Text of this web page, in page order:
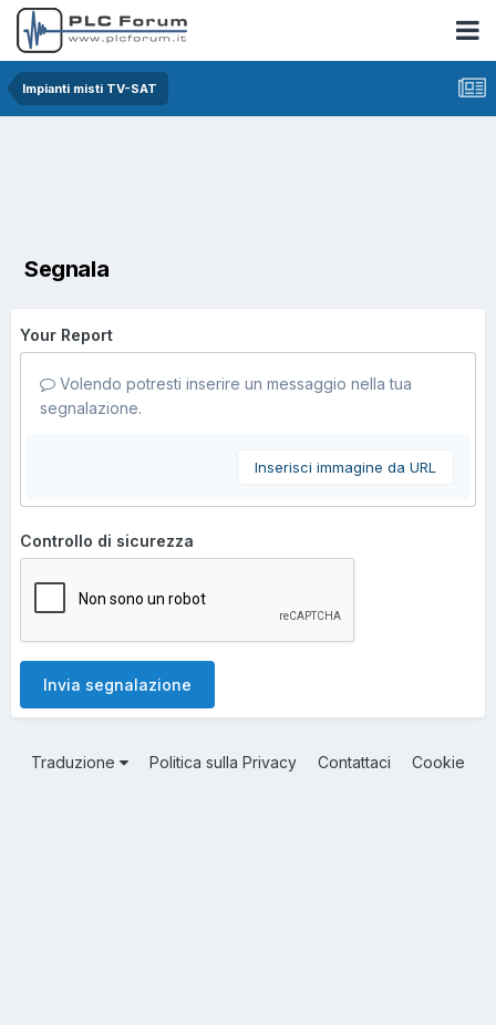
Impianti misti TV-SAT
Segnala
Your Report
Volendo potresti inserire un messaggio nella tua
segnalazione.
Inserisci immagine da URL
Controllo di sicurezza
Invia segnalazione
Traduzione Politica sulla Privacy Contattaci Cookie